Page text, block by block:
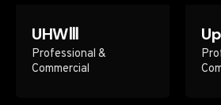
UHWⅢ
Professional &
Commercial